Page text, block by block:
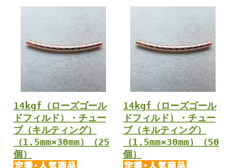
14kgf（ローズゴール
ドフィルド）・チュー
ブ（キルティング）
（1.5mm×30mm）（25
個）
14kgf（ローズゴール
ドフィルド）・チュー
ブ（キルティング）
（1.5mm×30mm）（50
個）